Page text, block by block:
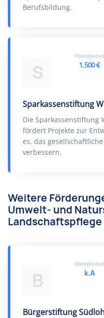
Berufsbildung.
S
Sparkassenstiftung
Die Sparkassenstiftung
fördert Projekte zur
es, das
verbessern.
FÖRDERHÖHE
1.500 €
Weitere
Umwelt- und
Landschaftspflege
B
Bürgerstiftung
FÖRDERHÖHE
k.A